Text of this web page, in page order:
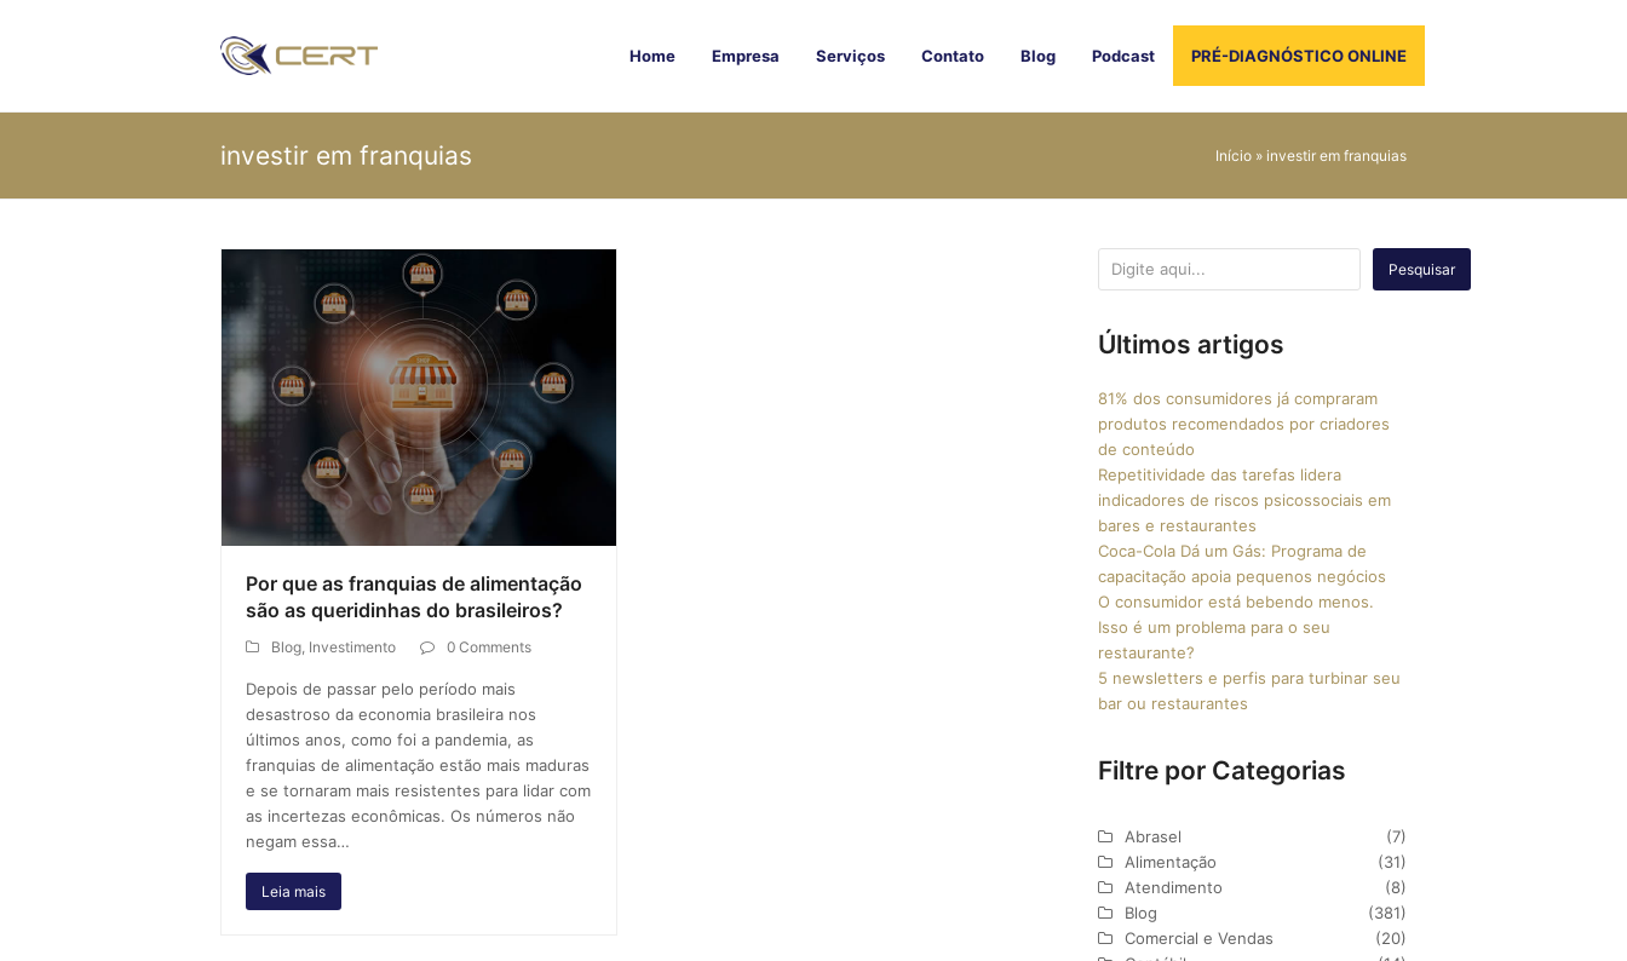
Home Empresa Serviços Contato Blog Podcast PRÉ-DIAGNÓSTICO ONLINE
investir em franquias Início » investir em franquias
Por que as franquias de alimentação
são as queridinhas do brasileiros?
Blog Investimento 0 Comments
Depois de passar pelo período mais
desastroso da economia brasileira nos
últimos anos, como foi a pandemia, as
franquias de alimentação estão mais maduras
e se tornaram mais resistentes para lidar com
as incertezas econômicas. Os números não
negam essa…
Leia mais
Pesquisar
Últimos artigos
81% dos consumidores já compraram
produtos recomendados por criadores
de conteúdo
Repetitividade das tarefas lidera
indicadores de riscos psicossociais em
bares e restaurantes
Coca-Cola Dá um Gás: Programa de
capacitação apoia pequenos negócios
O consumidor está bebendo menos.
Isso é um problema para o seu
restaurante?
5 newsletters e perfis para turbinar seu
bar ou restaurantes
Filtre por Categorias
Abrasel
(7)
Alimentação
(31)
Atendimento
(8)
Blog
(381)
Comercial e Vendas
(20)